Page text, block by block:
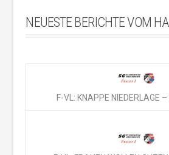
NEUESTE BERICHTE VOM
F-VL: KNAPPE NIEDERLAGE